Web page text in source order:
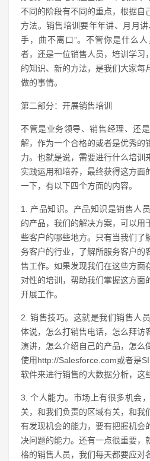
不同的阶段有不同的重点，根据自
方法。销售培训要年年讲、月月
手，曲不离口”。不管你是什么
者，还是一位销售人员，培训学习
的知识、新的方法，是我们大家每
做的事情。
第二部分：开展销售培训
不管是业务领导、销售经理、还
解，作为一个合格的或者是优秀的
力。也就是说，需要进行什么培训
实践运用和培养，最终获得这方面
一下，有以下四个方面的内容。
1. 产品知识。产品知识是销售人
的产品，我们的解决方案，可以用
些客户的哪些地方。只有当我们了
务客户的行业，了解所服务客户的
售工作。如果发现我们在这些方面
对性的培训，帮助我们掌握这方面
开展工作。
2. 销售技巧。这就是我们销售人
体说，怎么打销售电话，怎么拜访
演讲，怎么介绍自己的产品，怎么
使用http://Salesforce.com或者是
软件来进行销售的大数据分析，这
3. 个人能力。市场上有很多机会
关，和我们负责的区域有关，和我
有发现机会的能力，要有把握机会
决问题的能力。还有一点很重要，
格的销售人员，我们每天都要应对